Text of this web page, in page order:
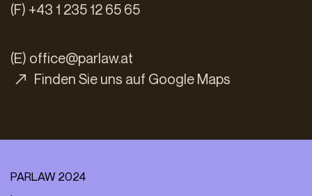
(F) +43 1 235 12 65 65
(E) office@parlaw.at
Finden Sie uns auf Google Maps
PARLAW 2024